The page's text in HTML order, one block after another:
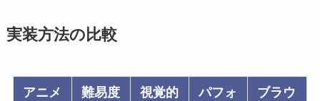
実装方法の比較
アニメ
難易度
視覚的
パフォ
ブラウ